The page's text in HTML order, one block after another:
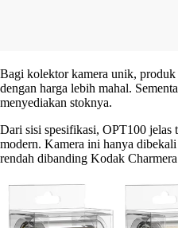
Bagi kolektor kamera unik,
dengan harga lebih mahal.
menyediakan stoknya.
Dari sisi spesifikasi, OPT100
modern. Kamera ini hanya
rendah dibanding Kodak